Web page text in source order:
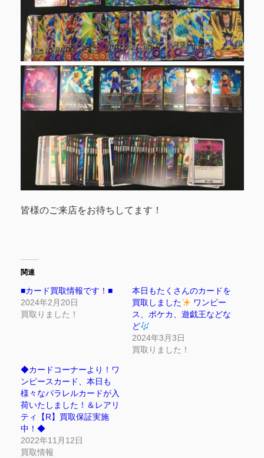
皆様のご来店をお待ちしてます！
関連
■カード買取情報です！■
2024年2月20日
買取りました！
本日もたくさんのカードを
買取しました
ワンピー
ス、ポケカ、遊戯王などな
ど
2024年3月3日
買取りました！
◆カードコーナーより！ワ
ンピースカード、本日も
様々なパラレルカードが入
荷いたしました！＆レアリ
ティ【R】買取保証実施
中！◆
2022年11月12日
買取情報